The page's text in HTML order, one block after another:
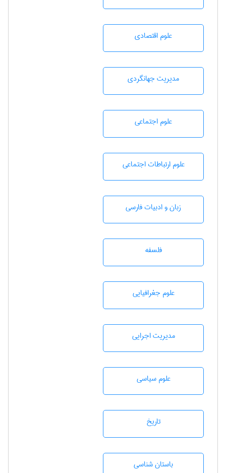
علوم اقتصادی
مديريت جهانگردی
علوم اجتماعی
علوم ارتباطات اجتماعی
زبان و ادبيات فارسی
فلسفه
علوم جغرافيايی
مديريت اجرايی
علوم سياسی
تاريخ
باستان شناسی